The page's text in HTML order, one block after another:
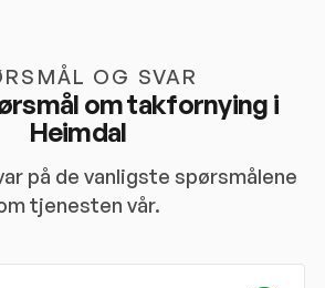
OG SVAR
om takfornying i
Heimdal
på de vanligste spørsmålene
tjenesten vår.